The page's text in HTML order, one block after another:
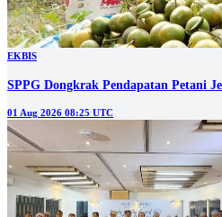
EKBIS
SPPG Dongkrak Pendapatan Petani
01 Aug 2026 08:25 UTC